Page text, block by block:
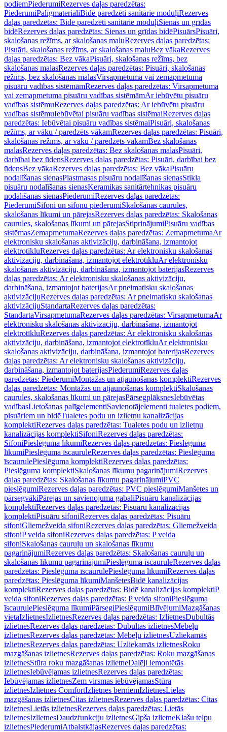
podiemPiederumiRezerves daļas paredzētas:
PiederumiPalīgmateriāliBidē paredzēti sanitārie moduļiRezerves
daļas paredzētas: Bidē paredzēti sanitārie moduļiSienas un grīdas
bidēRezerves daļas paredzētas: Sienas un grīdas bidēPisuārsPisuāri,
skalošanas režīms, ar skalošanas maluRezerves daļas paredzētas:
Pisuāri, skalošanas režīms, ar skalošanas maluBez vākaRezerves
daļas paredzētas: Bez vākaPisuāri, skalošanas režīms, bez
skalošanas malasRezerves daļas paredzētas: Pisuāri, skalošanas
režīms, bez skalošanas malasVirsapmetuma vai zemapmetuma
pisuāru vadības sistēmāmRezerves daļas paredzētas: Virsapmetuma
vai zemapmetuma pisuāru vadības sistēmāmAr iebūvētu pisuāru
vadības sistēmuRezerves daļas paredzētas: Ar iebūvētu pisuāru
vadības sistēmuIebūvētai pisuāru vadības sistēmaiRezerves daļas
paredzētas: Iebūvētai pisuāru vadības sistēmaiPisuāri, skalošanas
režīms, ar vāku / paredzēts vākamRezerves daļas paredzētas: Pisuāri,
skalošanas režīms, ar vāku / paredzēts vākamBez skalošanas
malasRezerves daļas paredzētas: Bez skalošanas malasPisuāri,
darbībai bez ūdensRezerves daļas paredzētas: Pisuāri, darbībai bez
ūdensBez vākaRezerves daļas paredzētas: Bez vākaPisuāru
nodalīšanas sienasPlastmasas pisuāru nodalīšanas sienasStikla
pisuāru nodalīšanas sienasKeramikas sanitārtehnikas pisuāru
nodalīšanas sienasPiederumiRezerves daļas paredzētas:
PiederumiSifoni un sifonu piederumiSkalošanas caurules,
skalošanas līkumi un pārejasRezerves daļas paredzētas: Skalošanas
caurules, skalošanas līkumi un pārejasStiprinājumiPisuāru vadības
sistēmasZemapmetumaRezerves daļas paredzētas: ZemapmetumaAr
elektronisku skalošanas aktivizāciju, darbināšana, izmantojot
elektrotīkluRezerves daļas paredzētas: Ar elektronisku skalošanas
aktivizāciju, darbināšana, izmantojot elektrotīkluAr elektronisku
skalošanas aktivizāciju, darbināšana, izmantojot baterijasRezerves
daļas paredzētas: Ar elektronisku skalošanas aktivizāciju,
darbināšana, izmantojot baterijasAr pneimatisku skalošanas
aktivizācijuRezerves daļas paredzētas: Ar pneimatisku skalošanas
aktivizācijuStandartaRezerves daļas paredzētas:
StandartaVirsapmetumaRezerves daļas paredzētas: VirsapmetumaAr
elektronisku skalošanas aktivizāciju, darbināšana, izmantojot
elektrotīkluRezerves daļas paredzētas: Ar elektronisku skalošanas
aktivizāciju, darbināšana, izmantojot elektrotīkluAr elektronisku
skalošanas aktivizāciju, darbināšana, izmantojot baterijasRezerves
daļas paredzētas: Ar elektronisku skalošanas aktivizāciju,
darbināšana, izmantojot baterijasPiederumiRezerves daļas
paredzētas: PiederumiMontāžas un atjaunošanas komplektiRezerves
daļas paredzētas: Montāžas un atjaunošanas komplektiSkalošanas
caurules, skalošanas līkumi un pārejasPārsegplāksnesIebūvētas
vadībasLietošanas palīgelementiSavienotājelementi tualetes podiem,
pisuāriem un bidēTualetes podu un izlietņu kanalizācijas
komplektiRezerves daļas paredzētas: Tualetes podu un izlietņu
kanalizācijas komplektiSifoniRezerves daļas paredzētas:
SifoniPieslēguma līkumiRezerves daļas paredzētas: Pieslēguma
līkumiPieslēguma īscauruleRezerves daļas paredzētas: Pieslēguma
īscaurulePieslēguma komplektiRezerves daļas paredzētas:
Pieslēguma komplektiSkalošanas līkumu pagarinājumiRezerves
daļas paredzētas: Skalošanas līkumu pagarinājumiPVC
pieslēgumiRezerves daļas paredzētas: PVC pieslēgumiManšetes un
pārsegvākiPārejas un savienojuma gabaliPisuāru kanalizācijas
komplektiRezerves daļas paredzētas: Pisuāru kanalizācijas
komplektiPisuāru sifoniRezerves daļas paredzētas: Pisuāru
sifoniGliemežveida sifoniRezerves daļas paredzētas: Gliemežveida
sifoniP veida sifoniRezerves daļas paredzētas: P veida
sifoniSkalošanas cauruļu un skalošanas līkumu
pagarinājumiRezerves daļas paredzētas: Skalošanas cauruļu un
skalošanas līkumu pagarinājumiPieslēguma īscauruleRezerves daļas
paredzētas: Pieslēguma īscaurulePieslēguma līkumiRezerves daļas
paredzētas: Pieslēguma līkumiManšetesBidē kanalizācijas
komplektiRezerves daļas paredzētas: Bidē kanalizācijas komplektiP
veida sifoniRezerves daļas paredzētas: P veida sifoniPieslēguma
īscaurulePieslēguma līkumiPārsegiPieslēgumiBlīvējumiMazgāšanas
vietaIzlietnesIzlietnesRezerves daļas paredzētas: IzlietnesDubultās
izlietnesRezerves daļas paredzētas: Dubultās izlietnesMēbeļu
izlietnesRezerves daļas paredzētas: Mēbeļu izlietnesUzliekamās
izlietnesRezerves daļas paredzētas: Uzliekamās izlietnesRoku
mazgāšanas izlietnesRezerves daļas paredzētas: Roku mazgāšanas
izlietnesStūra roku mazgāšanas izlietneDaļēji iemontētās
izlietnesIebūvējamas izlietnesRezerves daļas paredzētas:
Iebūvējamas izlietnesZem virsmas iebūvējamasStūra
izlietnesIzlietnes ComfortIzlietnes bērniemIzlietnesLielās
mazgāšanas izlietnesCitas izlietnesRezerves daļas paredzētas: Citas
izlietnesLietās izlietnesRezerves daļas paredzētas: Lietās
izlietnesIzlietnesDaudzfunkciju izlietnesĢipša izlietneKlašu telpu
izlietnesPiederumiAtbalstkājasRezerves daļas paredzētas: